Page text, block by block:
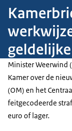
Minister Weerwind
Kamer over de
(OM) en het
feitgecodeerde
euro of lager.